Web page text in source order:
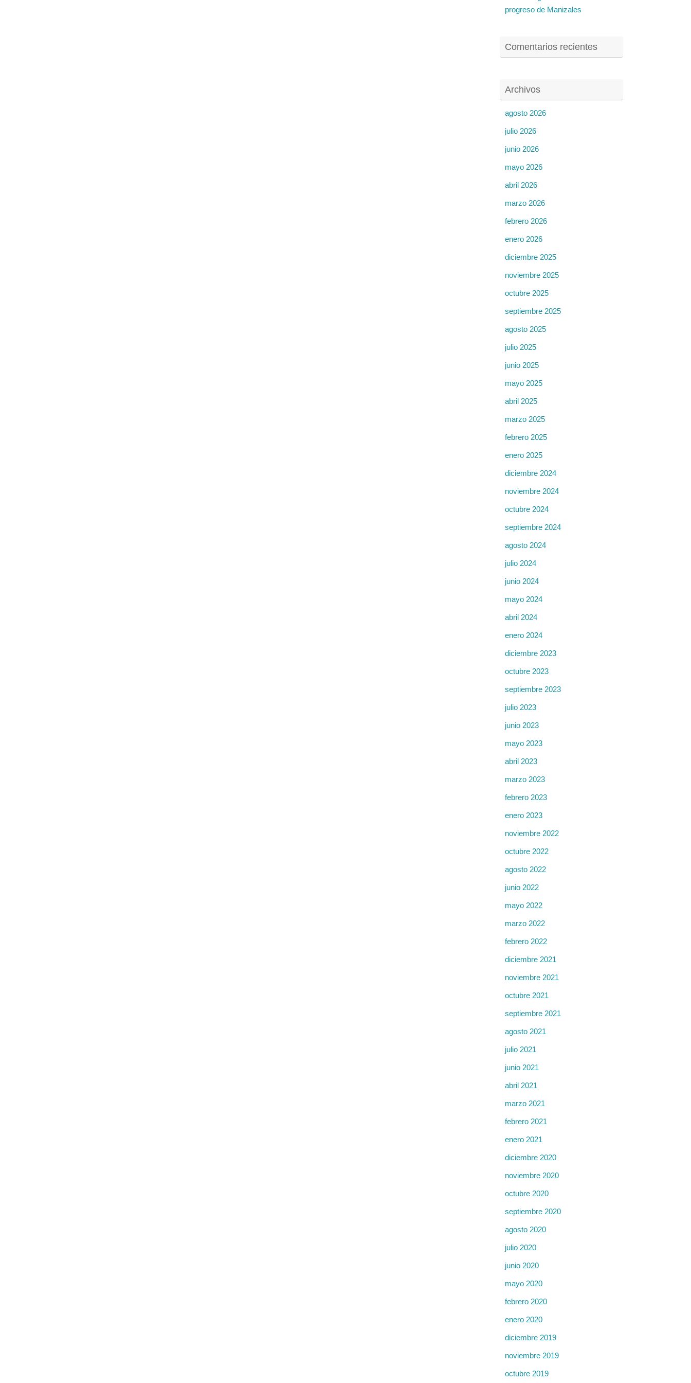
progreso de Manizales
Comentarios recientes
Archivos
agosto 2026
julio 2026
junio 2026
mayo 2026
abril 2026
marzo 2026
febrero 2026
enero 2026
diciembre 2025
noviembre 2025
octubre 2025
septiembre 2025
agosto 2025
julio 2025
junio 2025
mayo 2025
abril 2025
marzo 2025
febrero 2025
enero 2025
diciembre 2024
noviembre 2024
octubre 2024
septiembre 2024
agosto 2024
julio 2024
junio 2024
mayo 2024
abril 2024
enero 2024
diciembre 2023
octubre 2023
septiembre 2023
julio 2023
junio 2023
mayo 2023
abril 2023
marzo 2023
febrero 2023
enero 2023
noviembre 2022
octubre 2022
agosto 2022
junio 2022
mayo 2022
marzo 2022
febrero 2022
diciembre 2021
noviembre 2021
octubre 2021
septiembre 2021
agosto 2021
julio 2021
junio 2021
abril 2021
marzo 2021
febrero 2021
enero 2021
diciembre 2020
noviembre 2020
octubre 2020
septiembre 2020
agosto 2020
julio 2020
junio 2020
mayo 2020
febrero 2020
enero 2020
diciembre 2019
noviembre 2019
octubre 2019